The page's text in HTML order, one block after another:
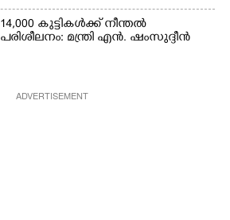
14,000 കുട്ടികൾക്ക് നീന്തൽ
പരിശീലനം: മന്ത്രി എൻ. ഷംസുദ്ദീൻ
ADVERTISEMENT